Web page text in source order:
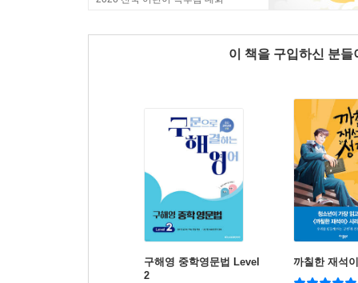
이 책을 구입하신 분
구해영 중학영문법 Level
2
까칠한 재석